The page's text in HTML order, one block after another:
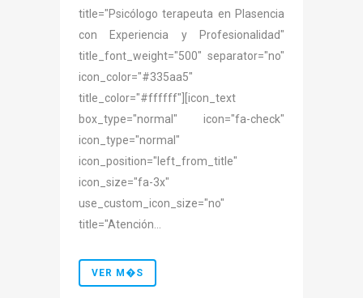
title="Psicólogo terapeuta en Plasencia
con Experiencia y Profesionalidad"
title_font_weight="500" separator="no"
icon_color="#335aa5"
title_color="#ffffff"][icon_text
box_type="normal" icon="fa-check"
icon_type="normal"
icon_position="left_from_title"
icon_size="fa-3x"
use_custom_icon_size="no"
title="Atención...
VER M�S